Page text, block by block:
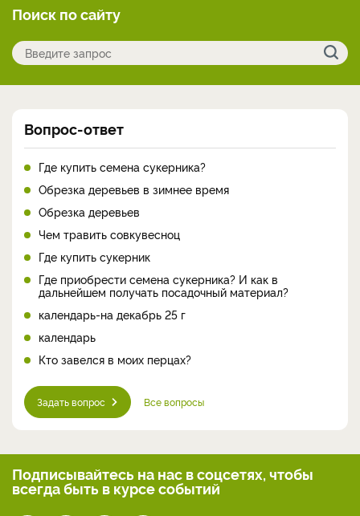
Поиск по сайту
Вопрос-ответ
Где купить семена сукерника?
Обрезка деревьев в зимнее время
Обрезка деревьев
Чем травить совкувесноц
Где купить сукерник
Где приобрести семена сукерника? И как в
дальнейшем получать посадочный материал?
календарь-на декабрь 25 г
календарь
Кто завелся в моих перцах?
Задать вопрос Все вопросы
Подписывайтесь на нас в соцсетях, чтобы
всегдабыть в курсе событий